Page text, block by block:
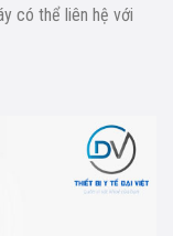
có thể liên hệ với